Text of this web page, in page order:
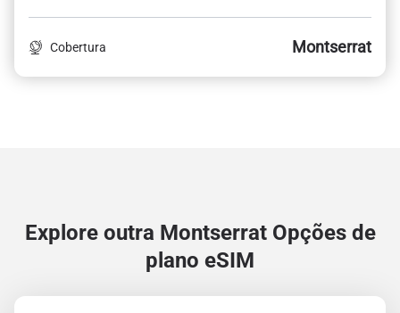
Cobertura Montserrat
Explore outra Montserrat Opções de
plano eSIM